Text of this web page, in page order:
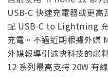
USB-C 快速充電器或更
配 USB-C to Lightning
充電。不過近期根據外媒
外媒報導引述快科技的爆
12 系列最高支持 20W 有